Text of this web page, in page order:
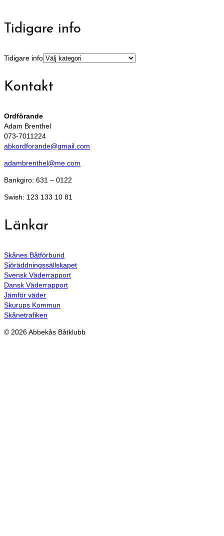
Tidigare info
Tidigare info
Kontakt
Ordförande
Adam Brenthel
073-7011224
abkordforande@gmail.com
adambrenthel@me.com
Bankgiro: 631 – 0122
Swish: 123 133 10 81
Länkar
Skånes Båtförbund
Sjöräddningssällskapet
Svensk Väderrapport
Dansk Väderrapport
Jämför väder
Skurups Kommun
Skånetrafiken
© 2026 Abbekås Båtklubb